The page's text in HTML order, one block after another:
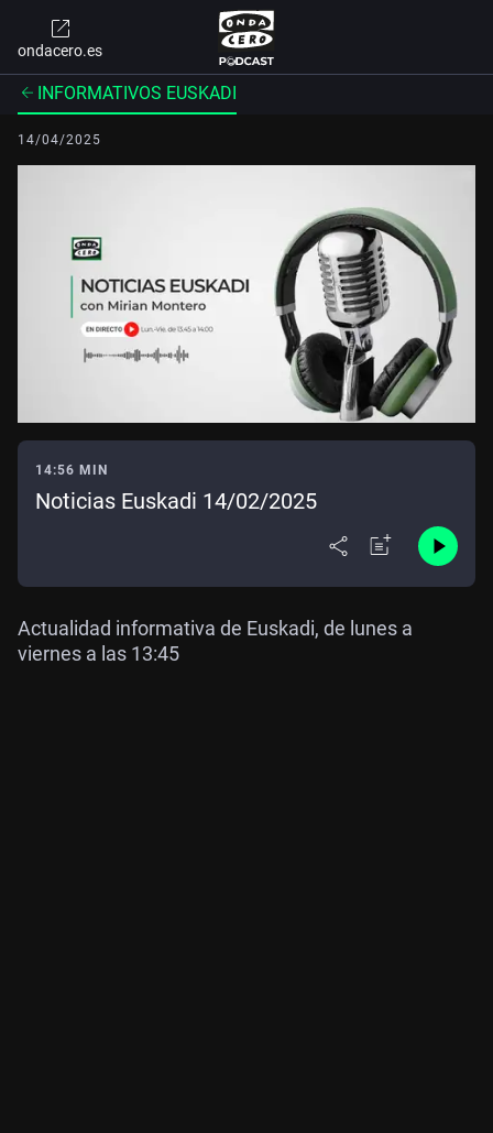
ondacero.es
INFORMATIVOS EUSKADI
14/04/2025
14:56 MIN
Noticias Euskadi 14/02/2025
Actualidad informativa de Euskadi, de lunes a
viernes a las 13:45